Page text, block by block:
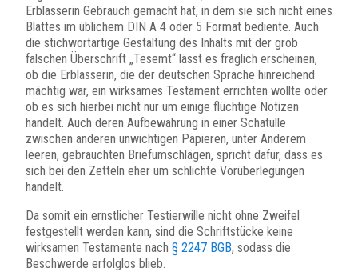
Erblasserin Gebrauch gemacht hat, in dem sie sich nicht eines
Blattes im üblichem DIN A 4 oder 5 Format bediente. Auch
die stichwortartige Gestaltung des Inhalts mit der grob
falschen Überschrift „Tesemt“ lässt es fraglich erscheinen,
ob die Erblasserin, die der deutschen Sprache hinreichend
mächtig war, ein wirksames Testament errichten wollte oder
ob es sich hierbei nicht nur um einige flüchtige Notizen
handelt. Auch deren Aufbewahrung in einer Schatulle
zwischen anderen unwichtigen Papieren, unter Anderem
leeren, gebrauchten Briefumschlägen, spricht dafür, dass es
sich bei den Zetteln eher um schlichte Vorüberlegungen
handelt.
Da somit ein ernstlicher Testierwille nicht ohne Zweifel
festgestellt werden kann, sind die Schriftstücke keine
wirksamen Testamente nach § 2247 BGB, sodass die
Beschwerde erfolglos blieb.